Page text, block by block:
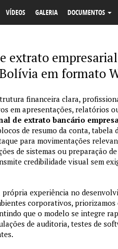
VÍDEOS GALERIA DOCUMENTOS
extrato
em formato
financeira clara,
em apresentações, relatórios
de extrato bancário
de resumo da conta, tabela
para movimentações
de sistemas ou preparação
credibilidade visual sem
própria experiência no
corporativos, priorizamos
que o modelo se integre
de auditoria, testes de